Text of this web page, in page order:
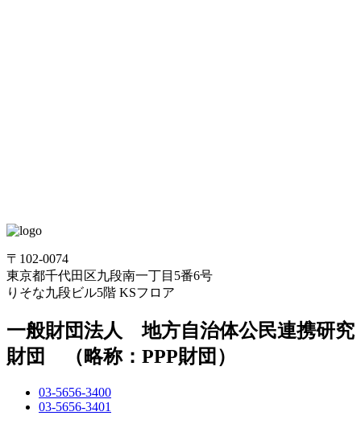
〒102-0074
東京都千代田区九段南一丁目5番6号
りそな九段ビル5階 KSフロア
一般財団法人 地方自治体公民連携研究
財団 （略称：PPP財団）
03-5656-3400
03-5656-3401